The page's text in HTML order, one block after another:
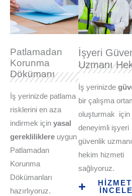
Patlamadan
Korunma
Dökümanı
İş yerinizde patlama
risklerini en aza
indirmek için yasal
gerekliliklere uygun
Patlamadan
Korunma
Dökümanları
hazırlıyoruz.
İşyeri
Uzmanı
İş yerinizde
bir çalışma
oluşturmak için
deneyimli işyeri
güvenlik
hekim hizmeti
sağlıyoruz.
İNCELE